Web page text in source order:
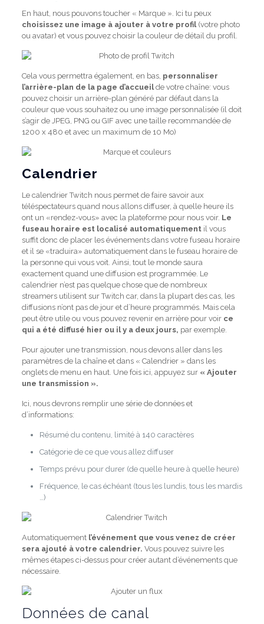
En haut, nous pouvons toucher « Marque ». Ici tu peux
choisissez une image à ajouter à votre profil(votre photo
ou avatar) et vous pouvez choisir la couleur de détail du profil.
Cela vous permettra également, en bas, personnaliser
l’arrière-plan de la page d’accueilde votre chaîne: vous
pouvez choisir un arrière-plan généré par défaut dans la
couleur que vous souhaitez ou une image personnalisée (il doit
s’agir de JPEG, PNG ou GIF avec une taille recommandée de
1200 x 480 et avec un maximum de 10 Mo)
Calendrier
Le calendrier Twitch nous permet de faire savoir aux
téléspectateurs quand nous allons diffuser, à quelle heure ils
ont un «rendez-vous» avec la plateforme pour nous voir. Le
fuseau horaire est localisé automatiquementil vous
suffit donc de placer les événements dans votre fuseau horaire
et il se «traduira» automatiquement dans le fuseau horaire de
la personne qui vous voit. Ainsi, tout le monde saura
exactement quand une diffusion est programmée. Le
calendrier n’est pas quelque chose que de nombreux
streamers utilisent sur Twitch car, dans la plupart des cas, les
diffusions n’ont pas de jour et d’heure programmés. Mais cela
peut être utile ou vous pouvez revenir en arrière pour voir ce
qui a été diffusé hier ou il y a deux jours, par exemple.
Pour ajouter une transmission, nous devons aller dans les
paramètres de la chaîne et dans « Calendrier » dans les
onglets de menu en haut. Une fois ici, appuyez sur « Ajouter
une transmission ».
Ici, nous devrons remplir une série de données et
d’informations:
Résumé du contenu, limité à 140 caractères
Catégorie de ce que vous allez diffuser
Temps prévu pour durer (de quelle heure à quelle heure)
Fréquence, le cas échéant (tous les lundis, tous les mardis
…)
Automatiquement l’événement que vous venez de créer
sera ajouté à votre calendrier. Vous pouvez suivre les
mêmes étapes ci-dessus pour créer autant d’événements que
nécessaire.
Données de canal